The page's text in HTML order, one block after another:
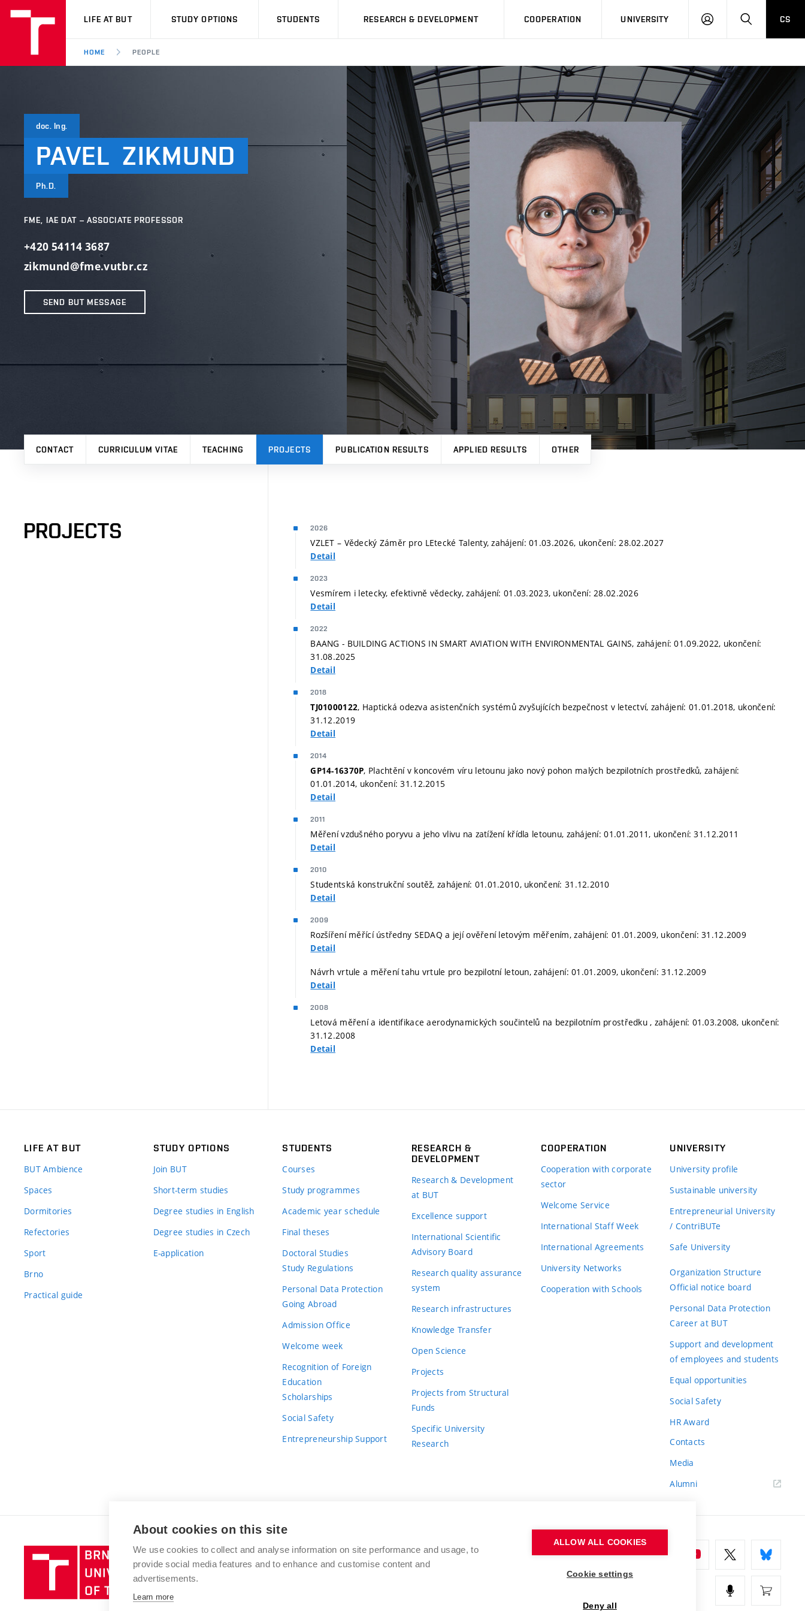
VUT
LIFE AT BUT STUDY OPTIONS STUDENTS RESEARCH & DEVELOPMENT COOPERATION UNIVERSITY
LOG
SEARCHCS
HOME PEOPLE
doc. Ing.
PAVEL ZIKMUND
Ph.D.
FME, IAE DAT – ASSOCIATE PROFESSOR
+420 54114 3687
zikmund@fme.vutbr.cz
SEND BUT MESSAGE
CONTACT CURRICULUM VITAE TEACHING PROJECTS PUBLICATION RESULTS APPLIED RESULTS OTHER
PROJECTS 2026
VZLET – Vědecký Záměr pro LEtecké Talenty, zahájení: 01.03.2026, ukončení: 28.02.2027
Detail
2023
Vesmírem i letecky, efektivně vědecky, zahájení: 01.03.2023, ukončení: 28.02.2026
Detail
2022
BAANG - BUILDING ACTIONS IN SMART AVIATION WITH ENVIRONMENTAL GAINS, zahájení: 01.09.2022, ukončení:
31.08.2025
Detail
2018
TJ01000122, Haptická odezva asistenčních systémů zvyšujících bezpečnost v letectví, zahájení: 01.01.2018, ukončení:
31.12.2019
Detail
2014
GP14-16370P, Plachtění v koncovém víru letounu jako nový pohon malých bezpilotních prostředků, zahájení:
01.01.2014, ukončení: 31.12.2015
Detail
2011
Měření vzdušného poryvu a jeho vlivu na zatížení křídla letounu, zahájení: 01.01.2011, ukončení: 31.12.2011
Detail
2010
Studentská konstrukční soutěž, zahájení: 01.01.2010, ukončení: 31.12.2010
Detail
2009
Rozšíření měřící ústředny SEDAQ a její ověření letovým měřením, zahájení: 01.01.2009, ukončení: 31.12.2009
Detail
Návrh vrtule a měření tahu vrtule pro bezpilotní letoun, zahájení: 01.01.2009, ukončení: 31.12.2009
Detail
2008
Letová měření a identifikace aerodynamických součintelů na bezpilotním prostředku , zahájení: 01.03.2008, ukončení:
31.12.2008
Detail
LIFE AT BUT
BUT Ambience
Spaces
Dormitories
Refectories
Sport
Brno
Practical guide
STUDY OPTIONS
Join BUT
Short-term studies
Degree studies in English
Degree studies in Czech
E-application
STUDENTS
Courses
Study programmes
Academic year schedule
Final theses
Doctoral Studies
Study Regulations
Personal Data Protection
Going Abroad
Admission Office
Welcome week
Recognition of Foreign
Education
Scholarships
Social Safety
Entrepreneurship Support
RESEARCH &
DEVELOPMENT
Research & Development
at BUT
Excellence support
International Scientific
Advisory Board
Research quality assurance
system
Research infrastructures
Knowledge Transfer
Open Science
Projects
Projects from Structural
Funds
Specific University
Research
COOPERATION
Cooperation with corporate
sector
Welcome Service
International Staff Week
International Agreements
University Networks
Cooperation with Schools
UNIVERSITY
University profile
Sustainable university
Entrepreneurial University
/ ContriBUTe
Safe University
Organization Structure
Official notice board
Personal Data Protection
Career at BUT
Support and development
of employees and students
Equal opportunities
Social Safety
HR Award
Contacts
Media
Alumni
Brno
University
of
BRNO UNIVERSITY OF TECHNOLOGY
Antonínská 548/1
www.vut.cz
About cookies on this site
We use cookies to collect and analyse information on site performance and usage, to
provide social media features and to enhance and customise content and
advertisements.
Learn more
ALLOW ALL COOKIES
Cookie settings
Deny all